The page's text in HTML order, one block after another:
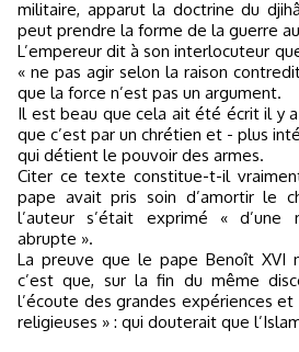
militaire, apparut la doctrine du
peut prendre la forme de la guerre
L’empereur dit à son interlocuteur
« ne pas agir selon la raison
que la force n’est pas un argument.
Il est beau que cela ait été écrit il y
que c’est par un chrétien et - plus
qui détient le pouvoir des armes.
Citer ce texte constitue-t-il
pape avait pris soin d’amortir le
l’auteur s’était exprimé « d’une
abrupte ».
La preuve que le pape Benoît XVI
c’est que, sur la fin du même
l’écoute des grandes expériences
religieuses » : qui douterait que